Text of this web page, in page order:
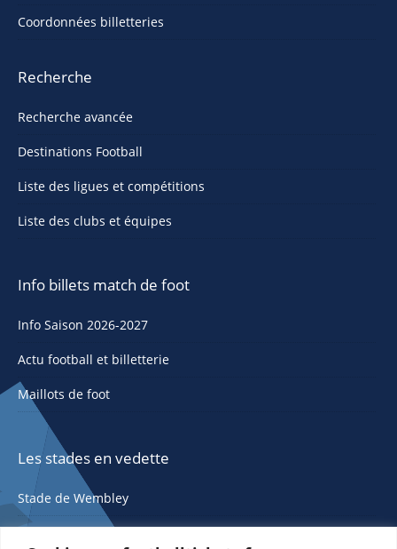
Coordonnées billetteries
Recherche
Recherche avancée
Destinations Football
Liste des ligues et compétitions
Liste des clubs et équipes
Info billets match de foot
Info Saison 2026-2027
Actu football et billetterie
Maillots de foot
Les stades en vedette
Stade de Wembley